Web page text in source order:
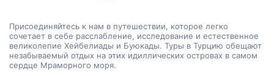
Присоединяйтесь к нам в путешествии, которое легко
сочетает в себе расслабление, исследование и естественное
великолепие Хейбелиады и Буюкады. Туры в Турцию обещают
незабываемый отдых на этих идиллических островах в самом
сердце Мраморного моря.